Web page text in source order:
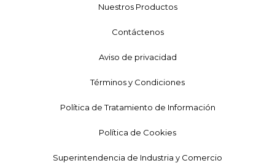
Nuestros Productos
Contáctenos
Aviso de privacidad
Términos y Condiciones
Política de Tratamiento de Información
Política de Cookies
Superintendencia de Industria y Comercio